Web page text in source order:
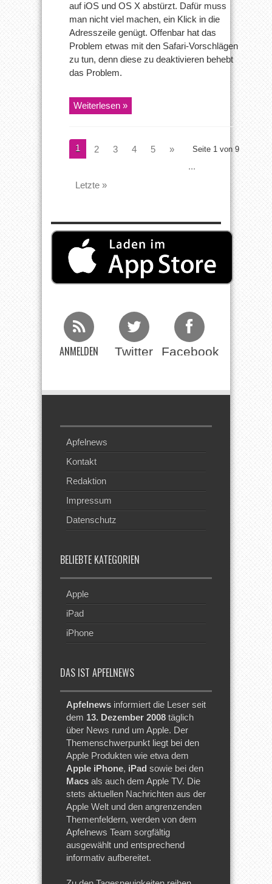
auf iOS und OS X abstürzt. Dafür muss
man nicht viel machen, ein Klick in die
Adresszeile genügt. Offenbar hat das
Problem etwas mit den Safari-Vorschlägen
zu tun, denn diese zu deaktivieren behebt
das Problem.
Weiterlesen »
Seite 1 von 9
1 2 3 4 5
»
...
Letzte »
ANMELDEN Twitter Facebook
Apfelnews
Kontakt
Redaktion
Impressum
Datenschutz
BELIEBTE KATEGORIEN
Apple
iPad
iPhone
DAS IST APFELNEWS
Apfelnews informiert die Leser seit
dem 13. Dezember 2008 täglich
über News rund um Apple. Der
Themenschwerpunkt liegt bei den
Apple Produkten wie etwa dem
Apple iPhone, iPad sowie bei den
Macs als auch dem Apple TV. Die
stets aktuellen Nachrichten aus der
Apple Welt und den angrenzenden
Themenfeldern, werden von dem
Apfelnews Team sorgfältig
ausgewählt und entsprechend
informativ aufbereitet.